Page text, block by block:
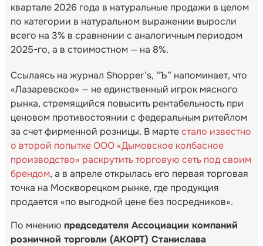
квартале 2026 года в натуральные продажи в целом
по категории в натуральном выражении выросли
всего на 3% в сравнении с аналогичным периодом
2025-го, а в стоимостном — на 8%.
Ссылаясь на журнал Shopper’s, “Ъ” напоминает, что
«Лазаревское» — не единственный игрок мясного
рынка, стремящийся повысить рентабельность при
ценовом противостоянии с федеральным ритейлом
за счет фирменной розницы. В мартестало известно
о второй попытке ООО «Дымовское колбасное
производство» раскрутить торговую сеть под своим
брендом, а в апреле открылась его первая торговая
точка на Москворецком рынке, где продукция
продается «по выгодной цене без посредников».
По мнению председателя Ассоциации компаний
розничной торговли (АКОРТ) Станислава